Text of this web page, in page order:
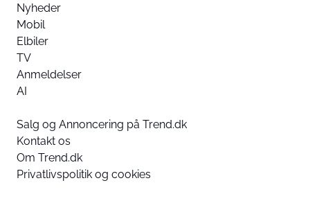
Nyheder
Mobil
Elbiler
TV
Anmeldelser
AI
Salg og Annoncering på Trend.dk
Kontakt os
Om Trend.dk
Privatlivspolitik og cookies